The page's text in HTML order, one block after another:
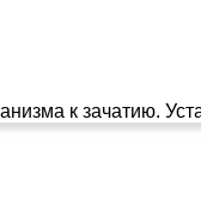
к зачатию.